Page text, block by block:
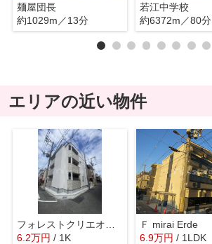
麺屋団長
約1029m／13分
若江中学校
約6372m／80分
エリアの近い物件
6.2万円 / 1K
Ｆ mirai Erde
6.9万円 / 1LDK